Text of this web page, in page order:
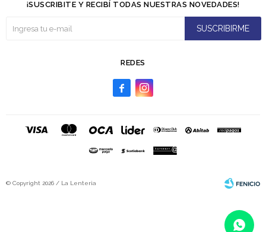
REDES
 
¡SUSCRIBITE Y RECIBÍ TODAS NUESTRAS NOVEDADES!
SUSCRIBIRME
© Copyright 2026 / La Lenteria